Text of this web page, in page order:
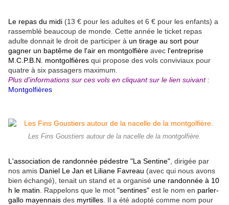
Le repas du midi (13 € pour les adultes et 6 € pour les enfants) a
rassemblé beaucoup de monde. Cette année le ticket repas
adulte donnait le droit de participer à un tirage au sort pour
gagner un baptême de l'air en montgolfière avec l'entreprise
M.C.P.B.N. montgolfières qui propose des vols conviviaux pour
quatre à six passagers maximum.
Plus d'informations sur ces vols en cliquant sur le lien suivant :
Montgolfières
Les Fins Goustiers autour de la nacelle de la montgolfière.
L'association de randonnée pédestre "La Sentine" , dirigée par
nos amis Daniel Le Jan et Liliane Favreau (avec qui nous avons
bien échangé), tenait un stand et a organisé une randonnée à 10
h le matin . Rappelons que le mot "sentines" est le nom en parler-
gallo mayennais des myrtilles . Il a été adopté comme nom pour